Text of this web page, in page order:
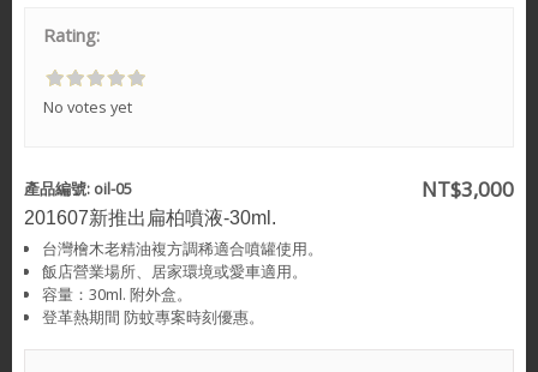
Rating:
No votes yet
NT$3,000
產品編號: oil-05
201607新推出扁柏噴液-30ml.
台灣檜木老精油複方調稀適合噴罐使用。
飯店營業場所、居家環境或愛車適用。
容量：30ml. 附外盒。
登革熱期間 防蚊專案時刻優惠。